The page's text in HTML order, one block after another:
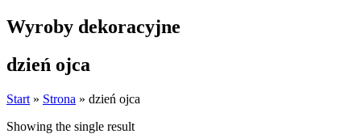
Wyroby dekoracyjne
dzień ojca
Start » Strona » dzień ojca
Showing the single result